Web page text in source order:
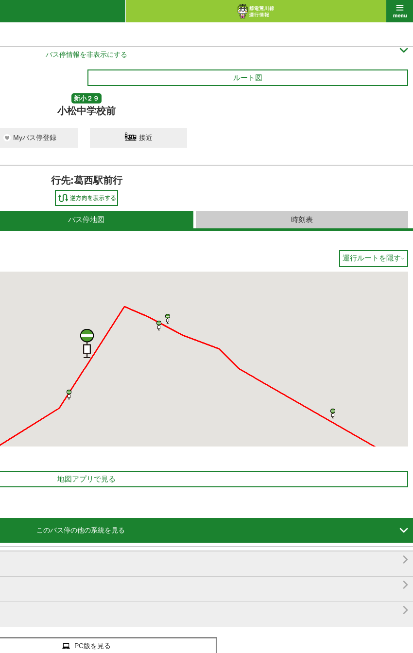
バス停情報を非表示にする 
ルート図
新小２９
小松中学校前
Myバス停登録 接近
行先:葛西駅前行
バス停地図 時刻表
運行ルートを隠す
地図アプリで見る
このバス停の他の系統を見る 



PC版を見る